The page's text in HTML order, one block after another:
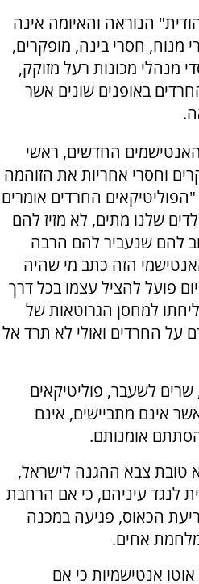
הנוראה והאיומה אינה
מנוח, חסרי בינה, מופקרים,
מנהלי מכונות רעל מזוקק,
באופנים שונים אשר
החדשים, ראשי
וחסרי אחריות את הזוהמה
החרדים אומרים
שלנו מתים, לא מזיז להם
להם שנעביר להם הרבה
הזה כתב מי שהיה
פועל להציל עצמו בכל דרך
למחסן הגרוטאות של
על החרדים ואולי לא תרד אל
לשעבר, פוליטיקאים
אינם מתביישים, אינם
אומנותם.
טובת צבא ההגנה לישראל,
לנגד עיניהם, כי אם הרחבת
הכאוס, פגיעה במכנה
אחים.
אנטישמיות כי אם